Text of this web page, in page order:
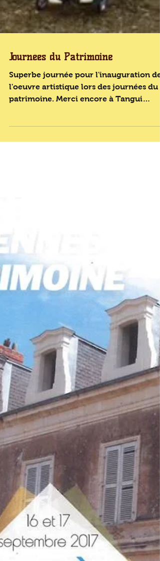
Journées du Patrimoine
Superbe journée pour l'inauguration de
l'oeuvre artistique lors des journées du
Robert pour sa...